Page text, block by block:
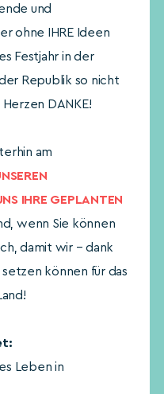
und
ohne IHRE Ideen
Festjahr in der
Republik so nicht
DANKE!
am
IHRE GEPLANTEN
wenn Sie können
damit wir – dank
können für das
Leben in